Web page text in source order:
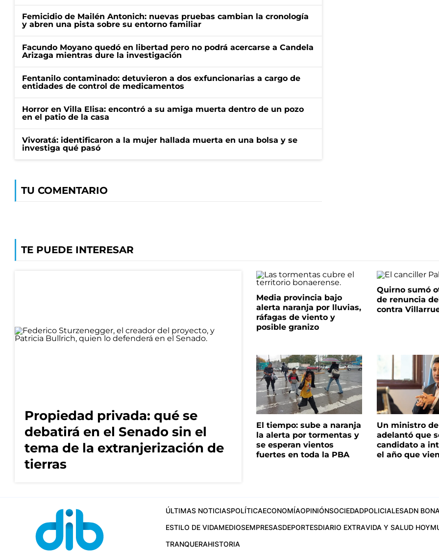
Femicidio de Mailén Antonich: nuevas pruebas cambian la cronología
y abren una pista sobre su entorno familiar
Facundo Moyano quedó en libertad pero no podrá acercarse a Candela
Arizaga mientras dure la investigación
Fentanilo contaminado: detuvieron a dos exfuncionarias a cargo de
entidades de control de medicamentos
Horror en Villa Elisa: encontró a su amiga muerta dentro de un pozo
en el patio de la casa
Vivoratá: identificaron a la mujer hallada muerta en una bolsa y se
investiga qué pasó
TU COMENTARIO
TE PUEDE INTERESAR
Propiedad privada: qué se
debatirá en el Senado sin el
tema de la extranjerización de
tierras
Media provincia bajo
alerta naranja por lluvias,
ráfagas de viento y
posible granizo
Quirno sumó
de renuncia
contra
El tiempo: sube a naranja
la alerta por tormentas y
se esperan vientos
fuertes en toda la PBA
Un ministro
adelantó que
candidato a
el año que
ÚLTIMAS NOTICIASPOLÍTICAECONOMÍAOPINIÓNSOCIEDADPOLICIALESADN
ESTILO DE VIDAMEDIOSEMPRESASDEPORTESDIARIO EXTRAVIDA Y SALUD HOY
TRANQUERAHISTORIA